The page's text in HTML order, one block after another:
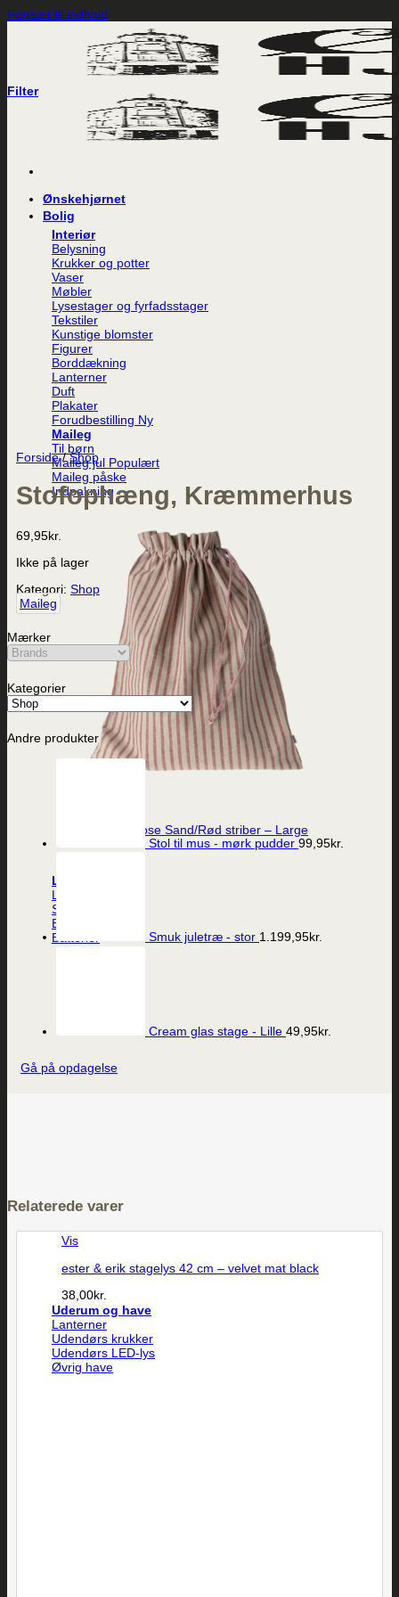
Fortsæt til indhold
Ønskehjørnet
Bolig
Interiør
Belysning
Krukker og potter
Vaser
Møbler
Lysestager og fyrfadsstager
Tekstiler
Kunstige blomster
Figurer
Borddækning
Lanterner
Duft
Plakater
Forudbestilling
Maileg
Til børn
Maileg jul
Maileg påske
Indpakning
Maileg Stofpose Sand/Rød striber – Large
Lys
LED-lys
Stearinlys
Ester og Erik lys
Batterier
Vis
ester & erik stagelys 42 cm – velvet mat black
38,00kr.
Uderum og have
Lanterner
Udendørs krukker
Udendørs LED-lys
Øvrig have
Filter
Forside / Shop
Stofophæng, Kræmmerhus
69,95kr.
Ikke på lager
Kategori: Shop
Maileg
Mærker
Kategorier
Andre produkter
Stol til mus - mørk pudder 99,95kr.
Smuk juletræ - stor 1.199,95kr.
Cream glas stage - Lille 49,95kr.
Gå på opdagelse
Relaterede varer